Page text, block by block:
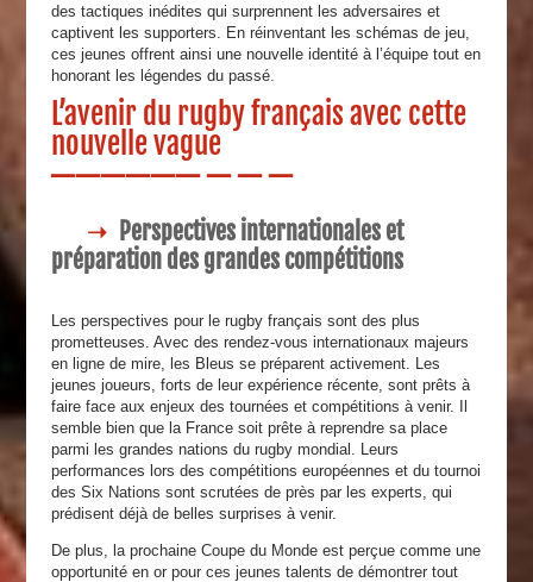
des tactiques inédites qui surprennent les adversaires et
captivent les supporters. En réinventant les schémas de jeu,
ces jeunes offrent ainsi une nouvelle identité à l’équipe tout en
honorant les légendes du passé.
L’avenir du rugby français avec cette
nouvelle vague
Perspectives internationales et
préparation des grandes compétitions
Les perspectives pour le rugby français sont des plus
prometteuses. Avec des rendez-vous internationaux majeurs
en ligne de mire, les Bleus se préparent activement. Les
jeunes joueurs, forts de leur expérience récente, sont prêts à
faire face aux enjeux des tournées et compétitions à venir. Il
semble bien que la France soit prête à reprendre sa place
parmi les grandes nations du rugby mondial. Leurs
performances lors des compétitions européennes et du tournoi
des Six Nations sont scrutées de près par les experts, qui
prédisent déjà de belles surprises à venir.
De plus, la prochaine Coupe du Monde est perçue comme une
opportunité en or pour ces jeunes talents de démontrer tout